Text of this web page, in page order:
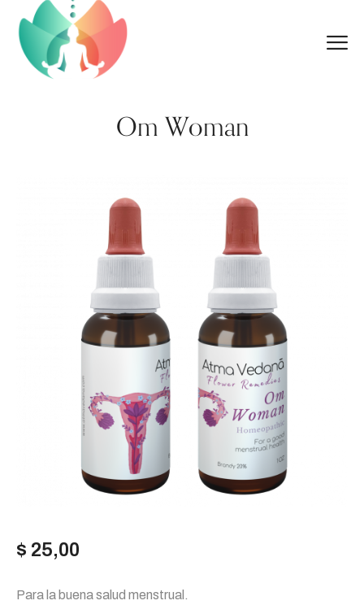
Om Woman
$ 25,00
Para la buena salud menstrual.